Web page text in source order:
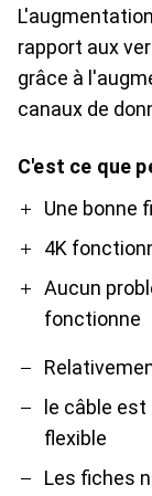
rapport aux
grâce à
canaux de
C'est ce que
ProUne bonne
4K
Aucun
fonctionne
Contre
le câble
flexible
Les fiches